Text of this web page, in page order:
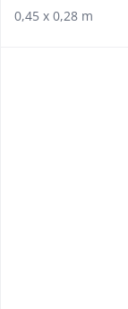
0,45 x 0,28 m